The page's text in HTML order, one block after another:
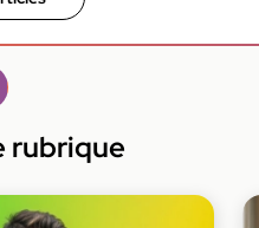
rubrique